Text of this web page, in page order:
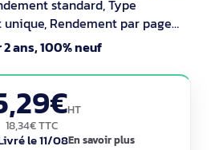
standard, Type
Rendement par page
Volume d'encre de
d'impression: Jaune, Quantité:
ans, 100% neuf
HT
18,34€ TTC
le 11/08En savoir plus